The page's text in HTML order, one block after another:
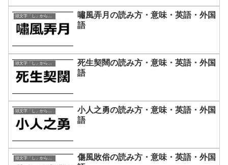
頭文字「し」から始まる四字熟語
嘯風弄月の読み方・意味・英語・外国
語
頭文字「し」から始まる四字熟語
死生契闊の読み方・意味・英語・外国
語
頭文字「し」から始まる四字熟語
小人之勇の読み方・意味・英語・外国
語
頭文字「し」から始まる四字熟語
傷風敗俗の読み方・意味・英語・外国